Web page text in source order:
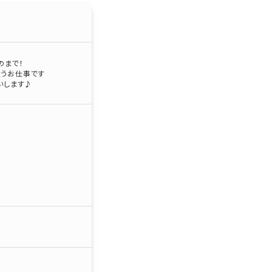
で！
お仕事です
します♪